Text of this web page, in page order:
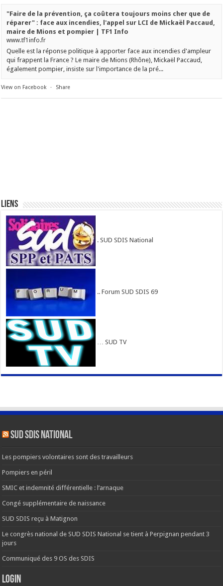
"Faire de la prévention, ça coûtera toujours moins cher que de
réparer" : face aux incendies, l'appel sur LCI de Mickaël Paccaud,
maire de Mions et pompier | TF1 Info
www.tf1info.fr
Quelle est la réponse politique à apporter face aux incendies d'ampleur
qui frappent la France ? Le maire de Mions (Rhône), Mickaël Paccaud,
également pompier, insiste sur l'importance de la pré...
View on Facebook · Share
Liens
. SUD SDIS National
.. Forum SUD SDIS 69
… SUD TV
SUD SDIS national
Les pompiers volontaires sont des travailleurs
Pompiers en péril
SMIC et indemnité différentielle : l’arnaque
Congé supplémentaire de naissance
SUD SDIS reçu à Matignon
Le congrès national de SUD SDIS National se tient à Perpignan pendant 3
jours
Communiqué des 9 OS des SDIS
Login